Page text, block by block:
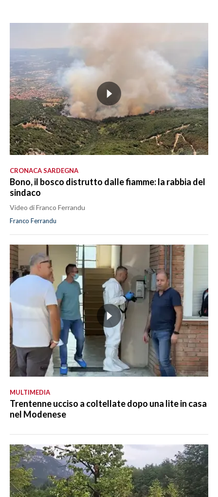
CRONACA SARDEGNA
Bono, il bosco distrutto dalle fiamme: la rabbia del
sindaco
Video di Franco Ferrandu
Franco Ferrandu
MULTIMEDIA
Trentenne ucciso a coltellate dopo una lite in casa
nel Modenese